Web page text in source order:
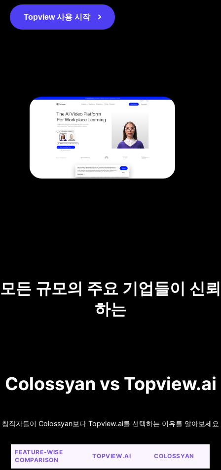
Topview 사용 시작
모든 규모의 주요 기업들이 신뢰
하는
Colossyan vs Topview.ai
창작자들이 Colossyan보다 Topview.ai를 선택하는 이유를 알아보세요
FEATURE-WISE
COMPARISON
TOPVIEW.AI COLOSSYAN